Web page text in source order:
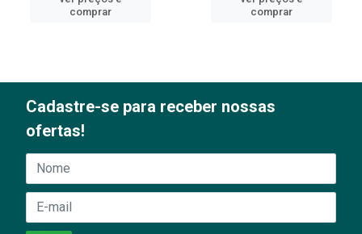
comprar
comprar
Cadastre-se para receber nossas
ofertas!